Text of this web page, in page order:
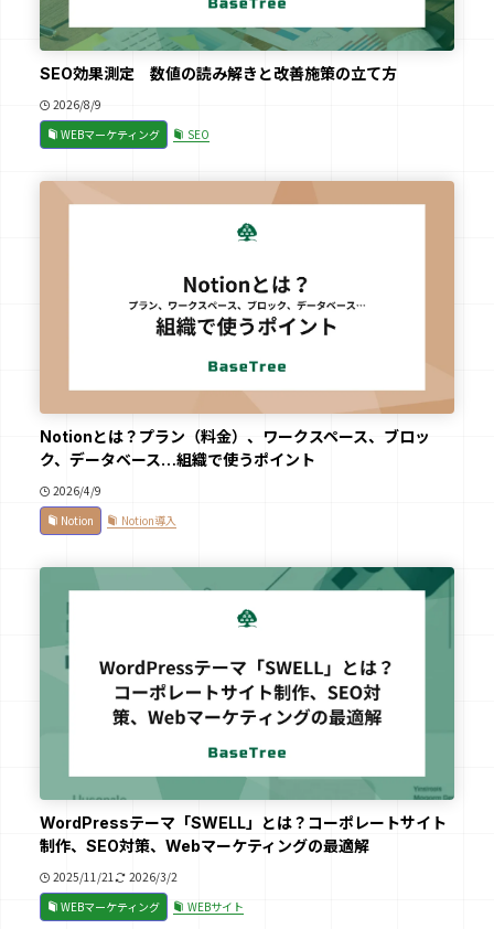
SEO効果測定 数値の読み解きと改善施策の立て方
2026/8/9
WEBマーケティング
SEO
Notionとは？プラン（料金）、ワークスペース、ブロッ
ク、データベース…組織で使うポイント
2026/4/9
Notion
Notion導入
WordPressテーマ「SWELL」とは？コーポレートサイト
制作、SEO対策、Webマーケティングの最適解
2025/11/21
2026/3/2
WEBマーケティング
WEBサイト